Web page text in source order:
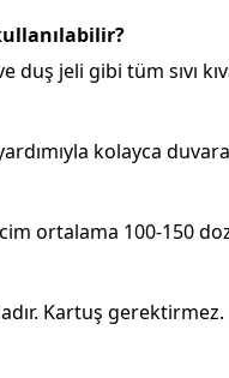
duş jeli gibi tüm sıvı
kolayca
ortalama 100-150
Kartuş gerektirmez.